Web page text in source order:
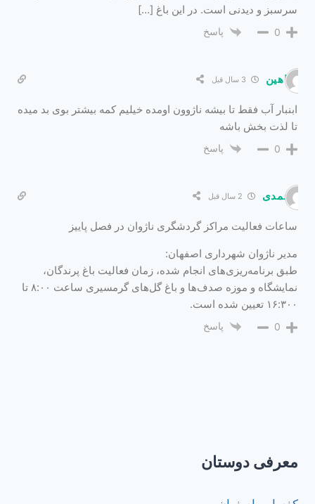
سرسبز و دیدنی است. در این باغ […]
0 پاسخ
شاهین
ابنبار آب فقط تا بیشه ناژوون اومده خیلیم کمه بیشتر بوی بد میده
تا لذت بخش باشه
0 پاسخ
محمدی
ساعات فعالیت مراکز گردشگری ناژوان در فصل پاییز
مدیر ناژوان شهرداری اصفهان:
طبق برنامه‌ریزی‌های انجام شده، زمان فعالیت باغ پرندگان،
نمایشگاه و موزه صدف‌ها و باغ گل‌های گرمسیری ساعت ۸:۰۰ تا
۱۶:۳۰۰ تعیین شده است.
0 پاسخ
معرفی دوستان